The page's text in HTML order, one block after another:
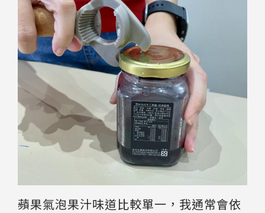
蘋果氣泡果汁味道比較單一，我通常會依